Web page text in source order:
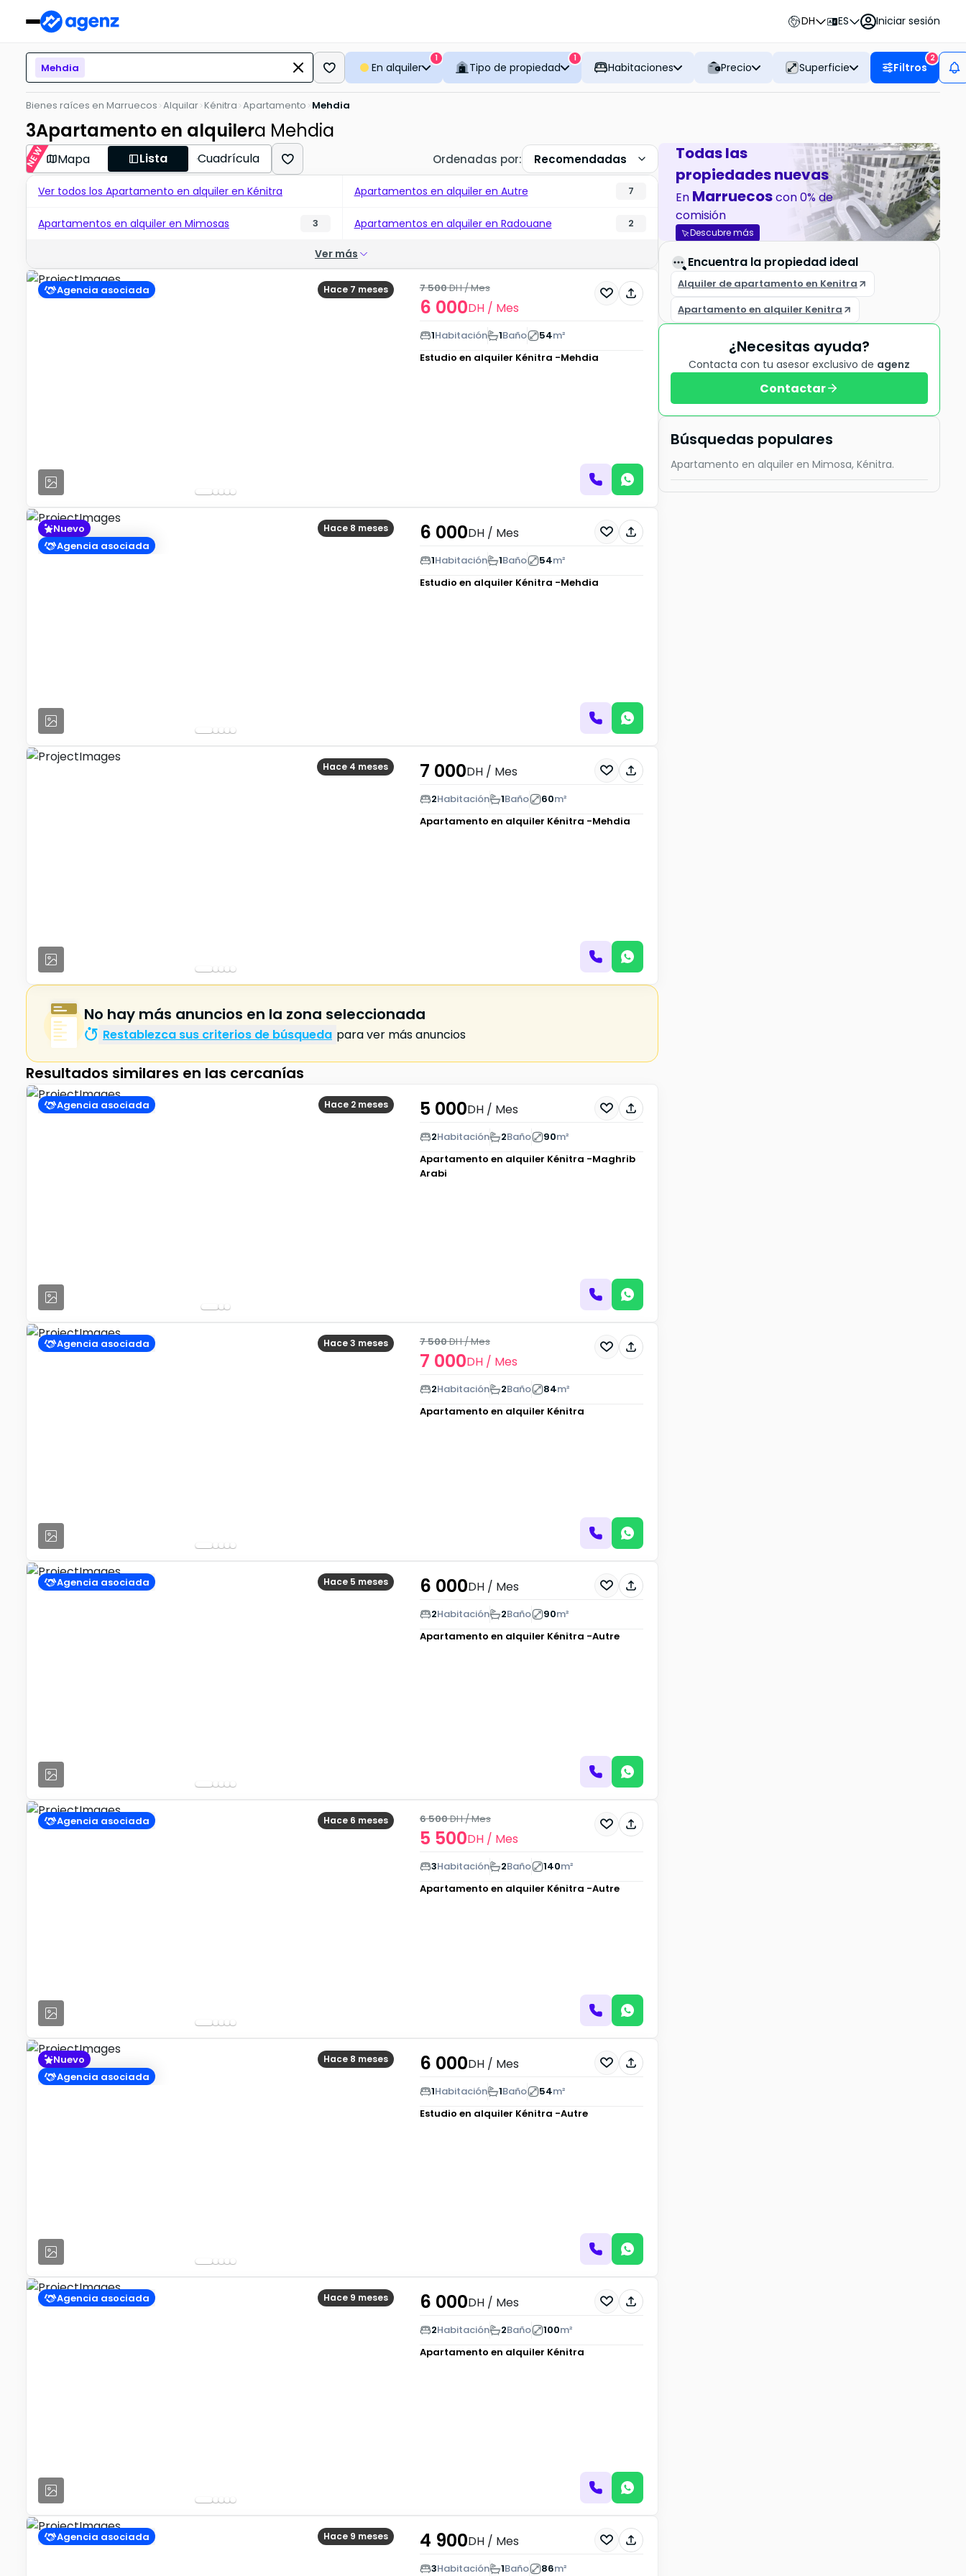
DH ES Iniciar sesión
Mehdia En alquiler
1
Tipo de propiedad
1
Habitaciones Precio Superficie Filtros
2
Bienes raíces en Marruecos Alquilar Kénitra Apartamento Mehdia
3Apartamento en alquilera Mehdia
NEW Mapa Lista Cuadrícula Ordenadas por: Recomendadas
Ver todos los Apartamento en alquiler en Kénitra Apartamentos en alquiler en Autre 7
Apartamentos en alquiler en Mimosas 3 Apartamentos en alquiler en Radouane 2
Ver más
Hace 7 meses
Agencia asociada
6 000DH/ Mes
7 500DH/ Mes
1Habitación 1Baño 54m²
Estudio en alquiler Kénitra -Mehdia
Hace 8 meses
Nuevo
Agencia asociada
6 000DH/ Mes
1Habitación 1Baño 54m²
Estudio en alquiler Kénitra -Mehdia
Hace 4 meses 7 000DH/ Mes
2Habitación 1Baño 60m²
Apartamento en alquiler Kénitra -Mehdia
No hay más anuncios en la zona seleccionada
Restablezca sus criterios de búsqueda para ver más anuncios
Resultados similares en las cercanías
Hace 2 meses
Agencia asociada 5 000DH/ Mes
2Habitación 2Baño 90m²
Apartamento en alquiler Kénitra -Maghrib
Arabi
Hace 3 meses
Agencia asociada
7 000DH/ Mes
7 500DH/ Mes
2Habitación 2Baño 84m²
Apartamento en alquiler Kénitra
Hace 5 meses
Agencia asociada 6 000DH/ Mes
2Habitación 2Baño 90m²
Apartamento en alquiler Kénitra -Autre
Hace 6 meses
Agencia asociada
5 500DH/ Mes
6 500DH/ Mes
3Habitación 2Baño 140m²
Apartamento en alquiler Kénitra -Autre
Hace 8 meses
Nuevo
Agencia asociada
6 000DH/ Mes
1Habitación 1Baño 54m²
Estudio en alquiler Kénitra -Autre
Hace 9 meses
Agencia asociada 6 000DH/ Mes
2Habitación 2Baño 100m²
Apartamento en alquiler Kénitra
Hace 9 meses
Agencia asociada 4 900DH/ Mes
3Habitación 1Baño 86m²
Todas las
propiedades nuevas
En Marruecoscon 0% de
comisión
Descubre más
Encuentra la propiedad ideal
Alquiler de apartamento en Kenitra
Apartamento en alquiler Kenitra
¿Necesitas ayuda?
Contacta con tu asesor exclusivo de agenz
Contactar
Búsquedas populares
Apartamento en alquiler en Mimosa, Kénitra.